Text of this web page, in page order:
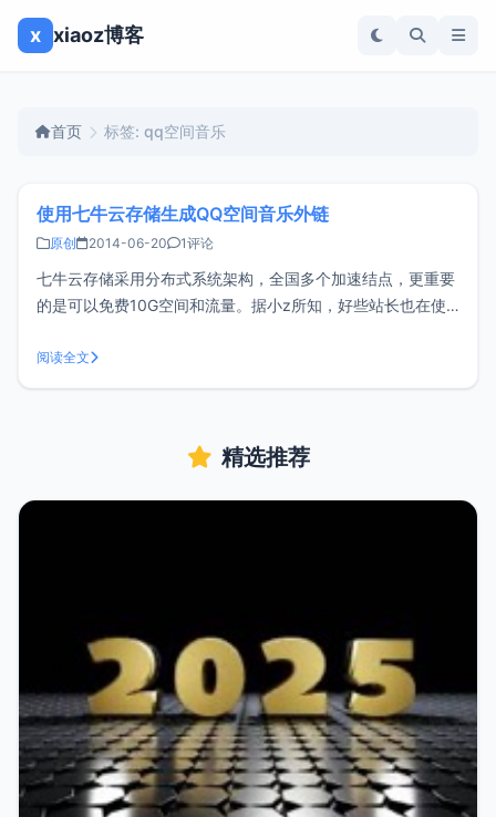
x xiaoz博客
首页 标签: qq空间音乐
使用七牛云存储生成QQ空间音乐外链
原创 2014-06-20 1评论
七牛云存储采用分布式系统架构，全国多个加速结点，更重要
的是可以免费10G空间和流量。据小z所知，好些站长也在使
了，网上有很多评测和资料，官方也有详细的开发文档。这篇
文章主要面向普通用户，写一些普通用户的小教程。先来看一
阅读全文
精选推荐